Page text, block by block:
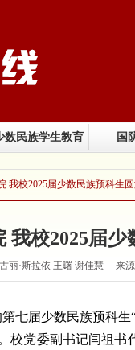
数民族学生教育 国
我校2025届少数民族预科生
我校2025届
丽·斯拉依 王曙 谢佳慧 来
七届少数民族预科
校党委副书记闫祖